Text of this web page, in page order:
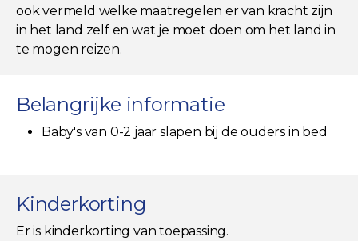
ook vermeld welke maatregelen er van kracht zijn
in het land zelf en wat je moet doen om het land in
te mogen reizen.
Belangrijke informatie
Baby's van 0-2 jaar slapen bij de ouders in bed
Kinderkorting
Er is kinderkorting van toepassing.